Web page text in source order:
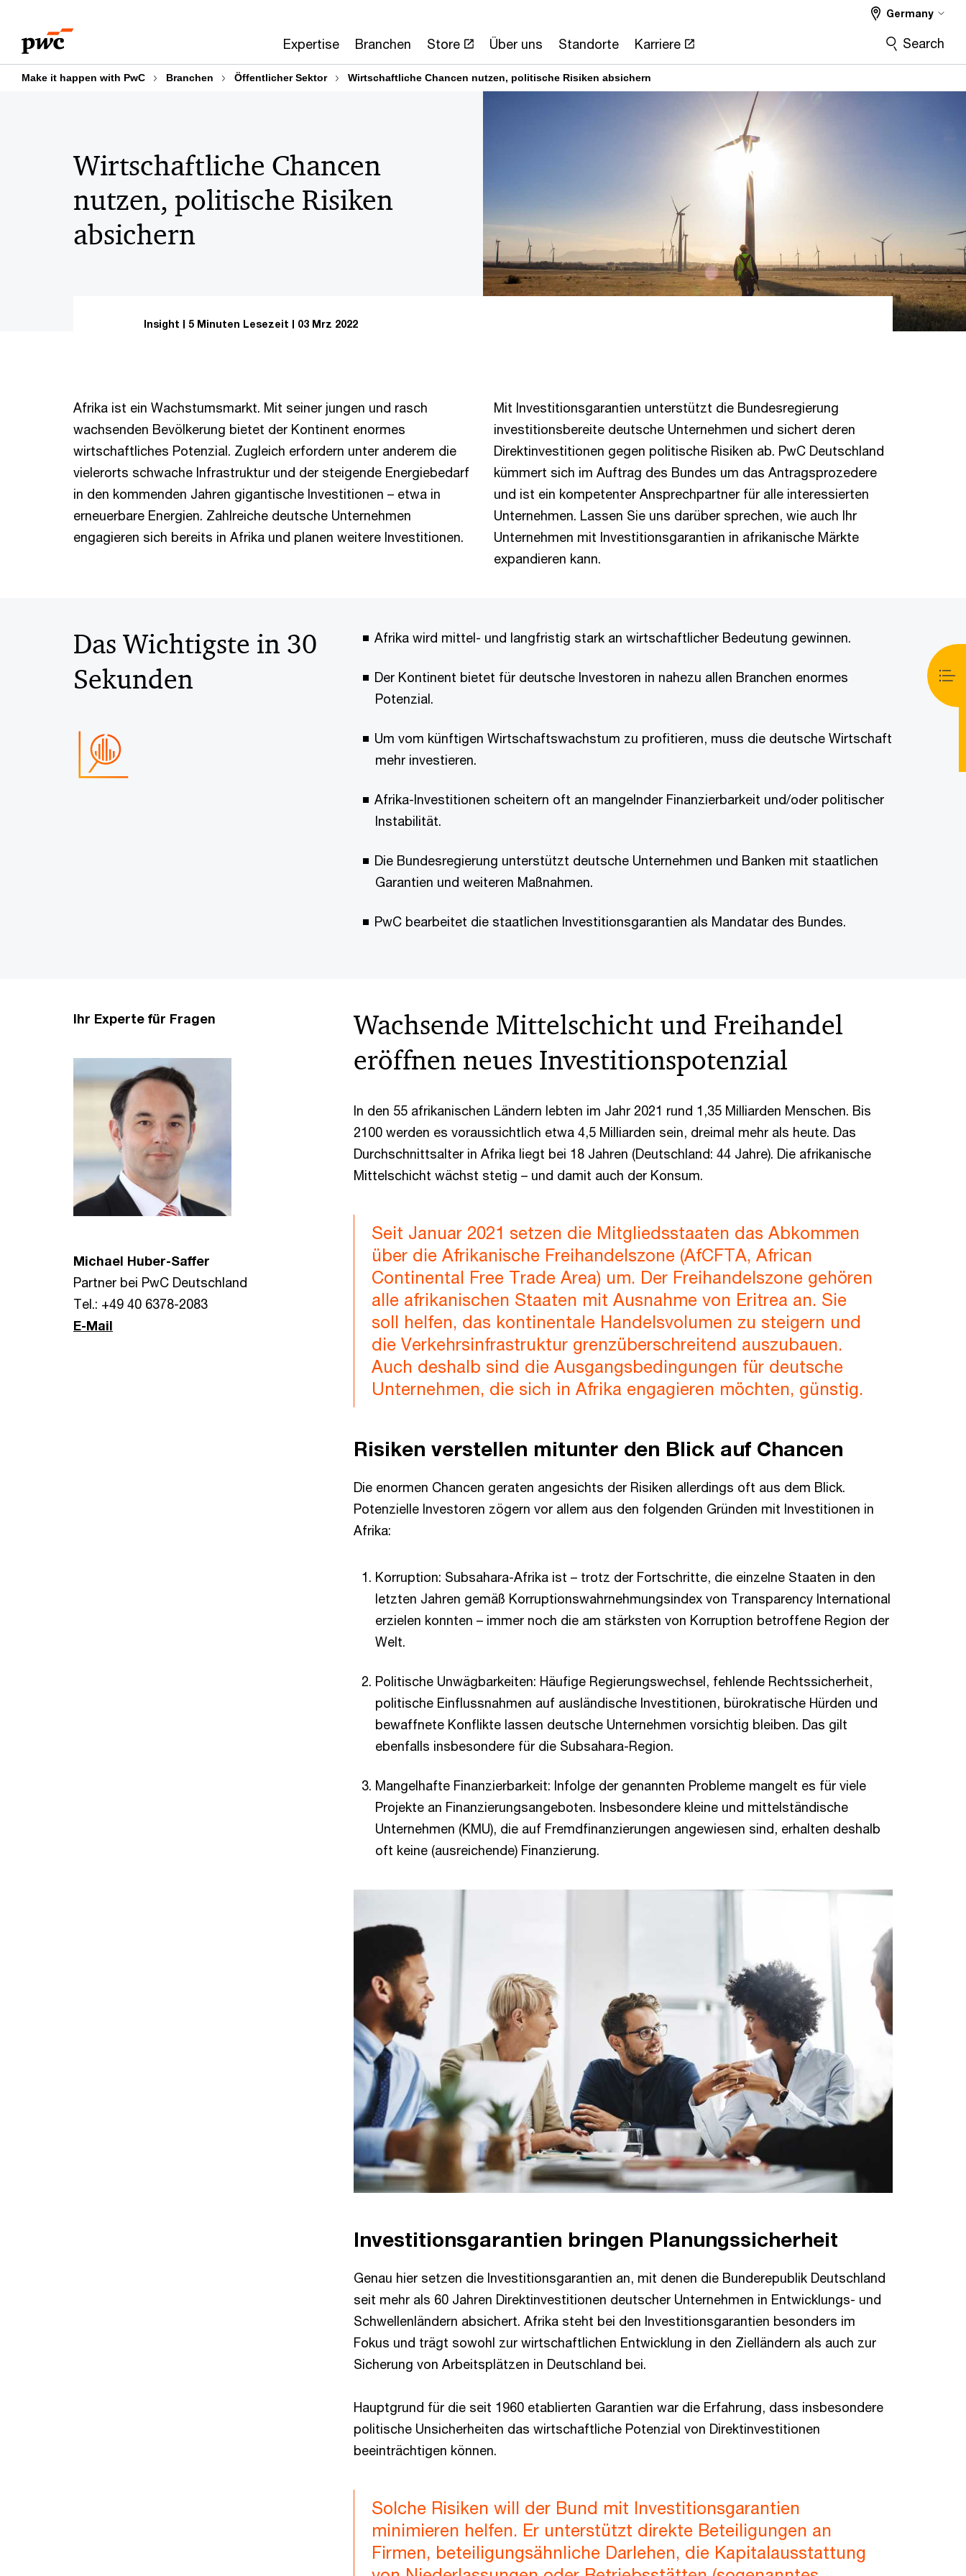
content
footer
Expertise Branchen Store Über uns Standorte Karriere
Germany
Search
Make it happen with PwC Branchen Öffentlicher Sektor Wirtschaftliche Chancen nutzen, politische Risiken absichern
Wirtschaftliche Chancen
nutzen, politische Risiken
absichern
Insight 5 Minuten Lesezeit 03 Mrz 2022
Afrika ist ein Wachstumsmarkt. Mit seiner jungen und rasch
wachsenden Bevölkerung bietet der Kontinent enormes
wirtschaftliches Potenzial. Zugleich erfordern unter anderem die
vielerorts schwache Infrastruktur und der steigende Energiebedarf
in den kommenden Jahren gigantische Investitionen – etwa in
erneuerbare Energien. Zahlreiche deutsche Unternehmen
engagieren sich bereits in Afrika und planen weitere Investitionen.
Mit Investitionsgarantien unterstützt die Bundesregierung
investitionsbereite deutsche Unternehmen und sichert deren
Direktinvestitionen gegen politische Risiken ab. PwC Deutschland
kümmert sich im Auftrag des Bundes um das Antragsprozedere
und ist ein kompetenter Ansprechpartner für alle interessierten
Unternehmen. Lassen Sie uns darüber sprechen, wie auch Ihr
Unternehmen mit Investitionsgarantien in afrikanische Märkte
expandieren kann.
Das Wichtigste in 30
Sekunden
Afrika wird mittel- und langfristig stark an wirtschaftlicher Bedeutung gewinnen.
Der Kontinent bietet für deutsche Investoren in nahezu allen Branchen enormes
Potenzial.
Um vom künftigen Wirtschaftswachstum zu profitieren, muss die deutsche Wirtschaft
mehr investieren.
Afrika-Investitionen scheitern oft an mangelnder Finanzierbarkeit und/oder politischer
Instabilität.
Die Bundesregierung unterstützt deutsche Unternehmen und Banken mit staatlichen
Garantien und weiteren Maßnahmen.
PwC bearbeitet die staatlichen Investitionsgarantien als Mandatar des Bundes.
Ihr Experte für Fragen
Michael Huber-Saffer
Partner bei PwC Deutschland
Tel.: +49 40 6378-2083
E-Mail
Wachsende Mittelschicht und Freihandel
eröffnen neues Investitionspotenzial
In den 55 afrikanischen Ländern lebten im Jahr 2021 rund 1,35 Milliarden Menschen. Bis
2100 werden es voraussichtlich etwa 4,5 Milliarden sein, dreimal mehr als heute. Das
Durchschnittsalter in Afrika liegt bei 18 Jahren (Deutschland: 44 Jahre). Die afrikanische
Mittelschicht wächst stetig – und damit auch der Konsum.
Seit Januar 2021 setzen die Mitgliedsstaaten das Abkommen
über die Afrikanische Freihandelszone (AfCFTA, African
Continental Free Trade Area) um. Der Freihandelszone gehören
alle afrikanischen Staaten mit Ausnahme von Eritrea an. Sie
soll helfen, das kontinentale Handelsvolumen zu steigern und
die Verkehrsinfrastruktur grenzüberschreitend auszubauen.
Auch deshalb sind die Ausgangsbedingungen für deutsche
Unternehmen, die sich in Afrika engagieren möchten, günstig.
Risiken verstellen mitunter den Blick auf Chancen
Die enormen Chancen geraten angesichts der Risiken allerdings oft aus dem Blick.
Potenzielle Investoren zögern vor allem aus den folgenden Gründen mit Investitionen in
Afrika:
Korruption: Subsahara-Afrika ist – trotz der Fortschritte, die einzelne Staaten in den
letzten Jahren gemäß Korruptionswahrnehmungsindex von Transparency International
erzielen konnten – immer noch die am stärksten von Korruption betroffene Region der
Welt.
Politische Unwägbarkeiten: Häufige Regierungswechsel, fehlende Rechtssicherheit,
politische Einflussnahmen auf ausländische Investitionen, bürokratische Hürden und
bewaffnete Konflikte lassen deutsche Unternehmen vorsichtig bleiben. Das gilt
ebenfalls insbesondere für die Subsahara-Region.
Mangelhafte Finanzierbarkeit: Infolge der genannten Probleme mangelt es für viele
Projekte an Finanzierungsangeboten. Insbesondere kleine und mittelständische
Unternehmen (KMU), die auf Fremdfinanzierungen angewiesen sind, erhalten deshalb
oft keine (ausreichende) Finanzierung.
Investitionsgarantien bringen Planungssicherheit
Genau hier setzen die Investitionsgarantien an, mit denen die Bunderepublik Deutschland
seit mehr als 60 Jahren Direktinvestitionen deutscher Unternehmen in Entwicklungs- und
Schwellenländern absichert. Afrika steht bei den Investitionsgarantien besonders im
Fokus und trägt sowohl zur wirtschaftlichen Entwicklung in den Zielländern als auch zur
Sicherung von Arbeitsplätzen in Deutschland bei.
Hauptgrund für die seit 1960 etablierten Garantien war die Erfahrung, dass insbesondere
politische Unsicherheiten das wirtschaftliche Potenzial von Direktinvestitionen
beeinträchtigen können.
Solche Risiken will der Bund mit Investitionsgarantien
minimieren helfen. Er unterstützt direkte Beteiligungen an
Firmen, beteiligungsähnliche Darlehen, die Kapitalausstattung